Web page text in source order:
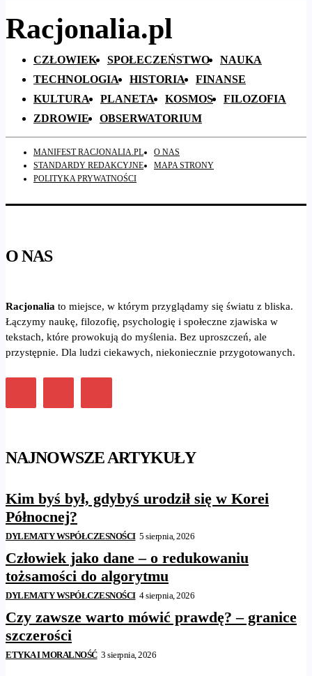
Racjonalia.pl
CZŁOWIEK SPOŁECZEŃSTWO
NAUKA
TECHNOLOGIA
HISTORIA
FINANSE
KULTURA
PLANETA KOSMOS
FILOZOFIA
ZDROWIE
OBSERWATORIUM
MANIFEST RACJONALIA.PL
O NAS
STANDARDY REDAKCYJNE
MAPA STRONY
POLITYKA PRYWATNOŚCI
O NAS
Racjonalia to miejsce, w którym przyglądamy się światu z bliska.
Łączymy naukę, filozofię, psychologię i społeczne zjawiska w
tekstach, które prowokują do myślenia. Bez uproszczeń, ale
przystępnie. Dla ludzi ciekawych, niekoniecznie przygotowanych.
NAJNOWSZE ARTYKUŁY
Kim byś był, gdybyś urodził się w Korei
Północnej?
DYLEMATY WSPÓŁCZESNOŚCI 5 sierpnia, 2026
Człowiek jako dane – o redukowaniu
tożsamości do algorytmu
DYLEMATY WSPÓŁCZESNOŚCI 4 sierpnia, 2026
Czy zawsze warto mówić prawdę? – granice
szczerości
ETYKA I MORALNOŚĆ 3 sierpnia, 2026